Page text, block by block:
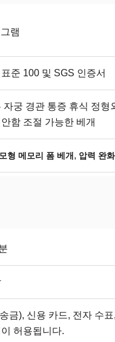
램
준 100 및 SGS 인증서
자궁 경관 통증 휴식 정형
함 조절 가능한 베개
형 메모리 폼 베개 , 압력 완
금), 신용 카드, 전자 수
허용됩니다.